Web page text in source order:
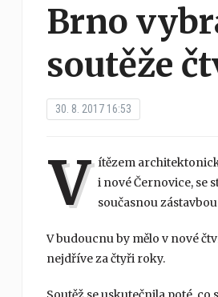
Brno
soutěže
30. 8. 2017 16:53
V
ítězem
i nové Černovice, se
současnou
V budoucnu by mělo v nové
nejdříve za čtyři roky.